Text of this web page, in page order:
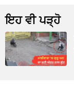
ਇਹ ਵੀ ਪੜ੍ਹੋ